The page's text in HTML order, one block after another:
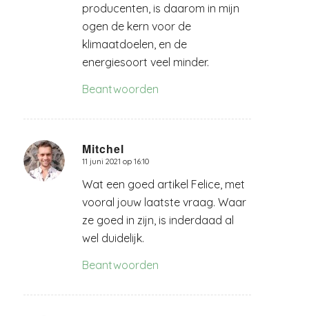
producenten, is daarom in mijn
ogen de kern voor de
klimaatdoelen, en de
energiesoort veel minder.
Beantwoorden
Mitchel
zegt:
11 juni 2021 op 16:10
Wat een goed artikel Felice, met
vooral jouw laatste vraag. Waar
ze goed in zijn, is inderdaad al
wel duidelijk.
Beantwoorden